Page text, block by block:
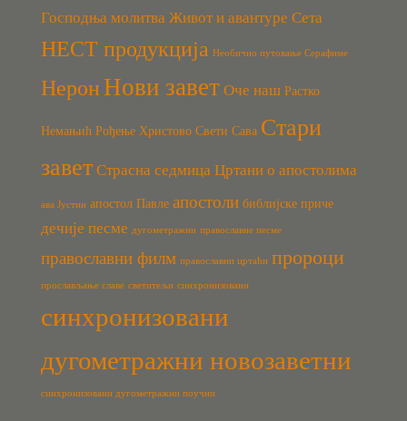
Господња молитва Живот и авантуре Сета
НЕСТ продукција Необично путовање Серафиме
Нерон Нови завет Оче наш Растко
Немањић Рођење Христово Свети Сава Стари
завет Страсна седмица Цртани о апостолима
ава Јустин апостол Павле апостоли библијске приче
дечије песме дугометражни православне песме
православни филм православни цртаћи пророци
прослављање славе светитељи синхронизовани
синхронизовани
дугометражни новозаветни
синхронизовани дугометражни поучни